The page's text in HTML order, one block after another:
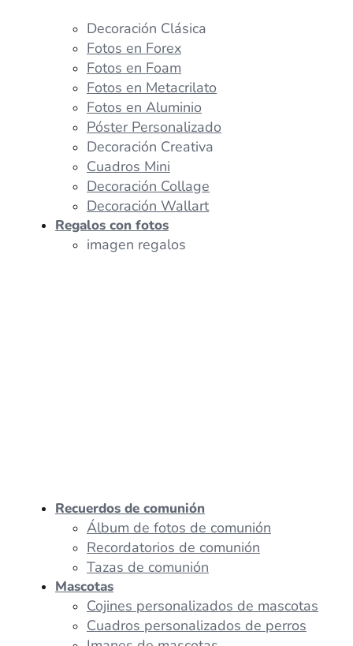
Decoración Clásica
Fotos en Forex
Fotos en Foam
Fotos en Metacrilato
Fotos en Aluminio
Póster Personalizado
Decoración Creativa
Cuadros Mini
Decoración Collage
Decoración Wallart
Regalos con fotos
imagen regalos
Recuerdos de comunión
Álbum de fotos de comunión
Recordatorios de comunión
Tazas de comunión
Mascotas
Cojines personalizados de mascotas
Cuadros personalizados de perros